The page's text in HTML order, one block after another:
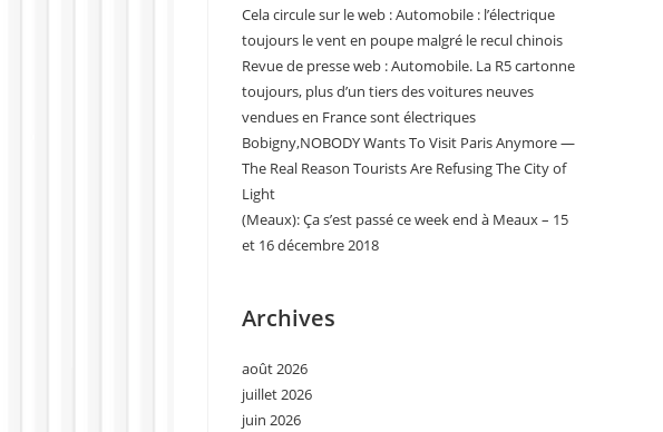
Cela circule sur le web : Automobile : l’électrique
toujours le vent en poupe malgré le recul chinois
Revue de presse web : Automobile. La R5 cartonne
toujours, plus d’un tiers des voitures neuves
vendues en France sont électriques
Bobigny,NOBODY Wants To Visit Paris Anymore —
The Real Reason Tourists Are Refusing The City of
Light
(Meaux): Ça s’est passé ce week end à Meaux – 15
et 16 décembre 2018
Archives
août 2026
juillet 2026
juin 2026